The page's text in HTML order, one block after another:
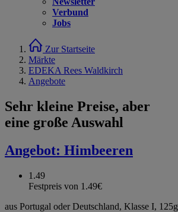
Verbund
Jobs
Zur Startseite
Märkte
EDEKA Rees Waldkirch
Angebote
Sehr kleine Preise, aber
eine große Auswahl
Angebot: Himbeeren
1.49
Festpreis von 1.49€
aus Portugal oder Deutschland, Klasse I, 125g